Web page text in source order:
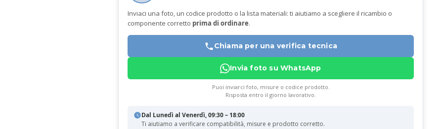
Inviaci una foto, un codice prodotto o la lista materiali: ti aiutiamo a scegliere il ricambio o
componente corretto prima di ordinare.
Chiama per una verifica tecnica
Invia foto su WhatsApp
Puoi inviarci foto, misure o codice prodotto.
Risposta entro il giorno lavorativo.
Dal Lunedì al Venerdì, 09:30 – 18:00
Ti aiutiamo a verificare compatibilità, misure e prodotto corretto.